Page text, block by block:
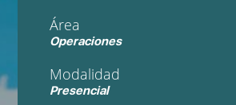
Área
Operaciones
Modalidad
Presencial